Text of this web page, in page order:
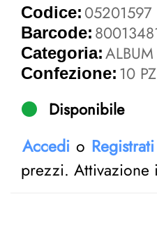
Codice: 05201597
Barcode:
Categoria:
Confezione: 10 PZ
Disponibile
Accedi o Registrati
prezzi. Attivazione